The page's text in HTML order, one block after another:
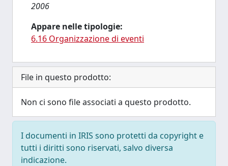
2006
Appare nelle tipologie:
6.16 Organizzazione di eventi
File in questo prodotto:
Non ci sono file associati a questo prodotto.
I documenti in IRIS sono protetti da copyright e
tutti i diritti sono riservati, salvo diversa
indicazione.